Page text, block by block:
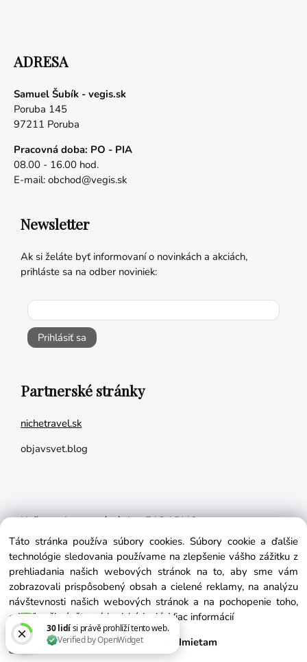
ADRESA
Samuel Šubík - vegis.sk
Poruba 145
97211 Poruba
Pracovná doba: PO - PIA
08.00 - 16.00 hod.
E-mail: obchod@vegis.sk
Newsletter
Ak si želáte byť informovaní o novinkách a akciách,
prihláste sa na odber noviniek:
Prihlásiť sa
Partnerské stránky
nichetravel.sk
objavsvet.blog
Naše appky pre vás úplne ZADARMO:
Tréningový plán na mieru
BMI kalkulačka
Vygeneruj si výživový plán na mieru
Vytvorené systémom ClickEshop.sk
Táto stránka používa súbory cookies. Súbory cookie a ďalšie
technológie sledovania používame na zlepšenie vášho zážitku z
prehliadania našich webových stránok na to, aby sme vám
zobrazovali prispôsobený obsah a cielené reklamy, na analýzu
návštevnosti našich webových stránok a na pochopenie toho,
odkiaľ naši návštevníci prichádzajú. Viac informácií
Súhlasím
Nastavenie Odmietam